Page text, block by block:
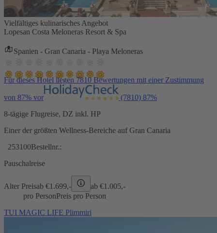
Vielfältiges kulinarisches Angebot
Lopesan Costa Meloneras Resort & Spa
Spanien - Gran Canaria - Playa Meloneras
Für dieses Hotel liegen 7810 Bewertungen mit einer Zustimmung
von 87% vor (7810) 87%
8-tägige Flugreise, DZ inkl. HP
Einer der größten Wellness-Bereiche auf Gran Canaria
253100Bestellnr.:
Pauschalreise
Alter Preisab €1.699,- ab €1.005,-
pro PersonPreis pro Person
TUI MAGIC LIFE Plimmiri